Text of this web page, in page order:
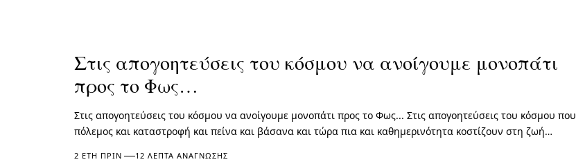
Στις απογοητεύσεις του κόσμου να ανοίγουμε μονοπάτι
προς το Φως…
Στις απογοητεύσεις του κόσμου να ανοίγουμε μονοπάτι προς το Φως... Στις απογοητεύσεις του κόσμου που
πόλεμος και καταστροφή και πείνα και βάσανα και τώρα πια και καθημερινότητα κοστίζουν στη ζωή…
2 ΈΤΗ ΠΡΙΝ 12 ΛΕΠΤΆ ΑΝΆΓΝΩΣΗΣ